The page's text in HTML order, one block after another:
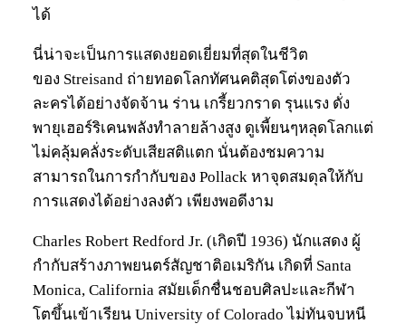
ได้
นี่น่าจะเป็นการแสดงยอดเยี่ยมที่สุดในชีวิต
ของ Streisand ถ่ายทอดโลกทัศนคติสุดโต่งของตัว
ละครได้อย่างจัดจ้าน ร่าน เกรี้ยวกราด รุนแรง ดั่ง
พายุเฮอร์ริเคนพลังทำลายล้างสูง ดูเพี้ยนๆหลุดโลกแต่
ไม่คลุ้มคลั่งระดับเสียสติแตก นั่นต้องชมความ
สามารถในการกำกับของ Pollack หาจุดสมดุลให้กับ
การแสดงได้อย่างลงตัว เพียงพอดีงาม
Charles Robert Redford Jr. (เกิดปี 1936) นักแสดง ผู้
กำกับสร้างภาพยนตร์สัญชาติอเมริกัน เกิดที่ Santa
Monica, California สมัยเด็กชื่นชอบศิลปะและกีฬา
โตขึ้นเข้าเรียน University of Colorado ไม่ทันจบหนี